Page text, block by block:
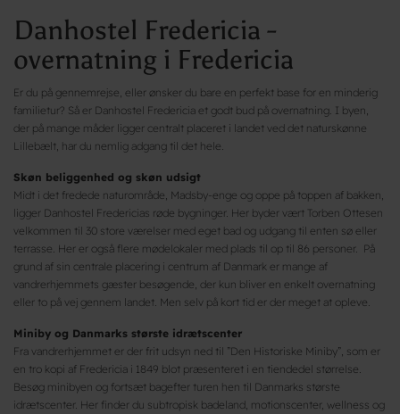
Danhostel Fredericia -
overnatning i Fredericia
Er du på gennemrejse, eller ønsker du bare en perfekt base for en minderig
familietur? Så er Danhostel Fredericia et godt bud på overnatning. I byen,
der på mange måder ligger centralt placeret i landet ved det naturskønne
Lillebælt, har du nemlig adgang til det hele.
Skøn beliggenhed og skøn udsigt
Midt i det fredede naturområde, Madsby-enge og oppe på toppen af bakken,
ligger Danhostel Fredericias røde bygninger. Her byder vært Torben Ottesen
velkommen til 30 store værelser med eget bad og udgang til enten sø eller
terrasse. Her er også flere mødelokaler med plads til op til 86 personer. På
grund af sin centrale placering i centrum af Danmark er mange af
vandrerhjemmets gæster besøgende, der kun bliver en enkelt overnatning
eller to på vej gennem landet. Men selv på kort tid er der meget at opleve.
Miniby og Danmarks største idrætscenter
Fra vandrerhjemmet er der frit udsyn ned til ”Den Historiske Miniby”, som er
en tro kopi af Fredericia i 1849 blot præsenteret i en tiendedel størrelse.
Besøg minibyen og fortsæt bagefter turen hen til Danmarks største
idrætscenter. Her finder du subtropisk badeland, motionscenter, wellness og